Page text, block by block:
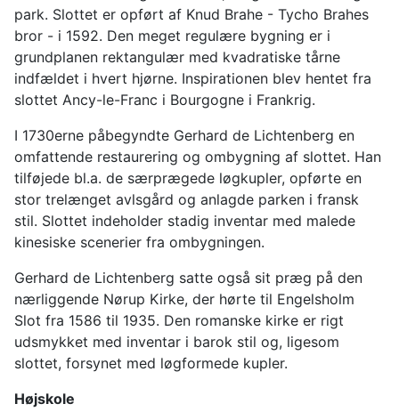
park. Slottet er opført af Knud Brahe - Tycho Brahes
bror - i 1592. Den meget regulære bygning er i
grundplanen rektangulær med kvadratiske tårne
indfældet i hvert hjørne. Inspirationen blev hentet fra
slottet Ancy-le-Franc i Bourgogne i Frankrig.
I 1730erne påbegyndte Gerhard de Lichtenberg en
omfattende restaurering og ombygning af slottet. Han
tilføjede bl.a. de særprægede løgkupler, opførte en
stor trelænget avlsgård og anlagde parken i fransk
stil. Slottet indeholder stadig inventar med malede
kinesiske scenerier fra ombygningen.
Gerhard de Lichtenberg satte også sit præg på den
nærliggende Nørup Kirke, der hørte til Engelsholm
Slot fra 1586 til 1935. Den romanske kirke er rigt
udsmykket med inventar i barok stil og, ligesom
slottet, forsynet med løgformede kupler.
Højskole